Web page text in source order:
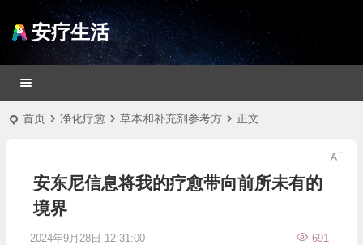
安疗生活
首页 净化疗愈 草本和补充剂参考方 正文
安东尼信息将我的疗愈带向前所未有的
境界
2024年9月28日 12:31:00 691